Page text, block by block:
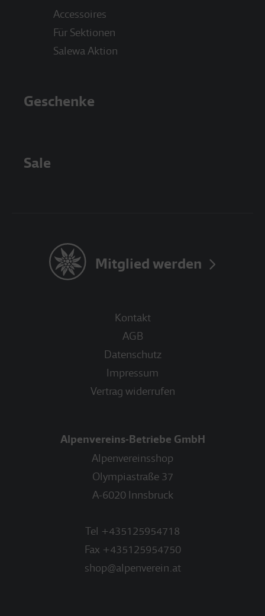
Accessoires
Für Sektionen
Salewa Aktion
Geschenke
Sale
Kontakt
AGB
Datenschutz
Impressum
Vertrag widerrufen
Alpenvereins-Betriebe GmbH
Alpenvereinsshop
Olympiastraße 37
A-6020 Innsbruck
Tel +435125954718
Fax +435125954750
shop@alpenverein.at
Mitglied werden